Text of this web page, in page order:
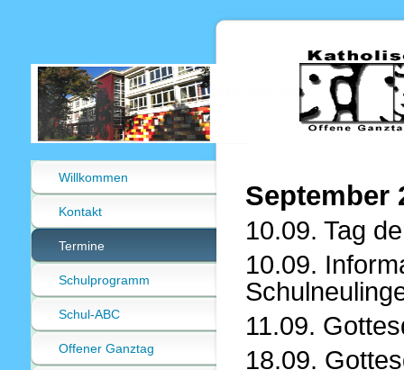
Willkommen
Kontakt
Termine
Schulprogramm
Schul-ABC
Offener Ganztag
September
10.09. Tag
10.09.
11.09.
18.09.